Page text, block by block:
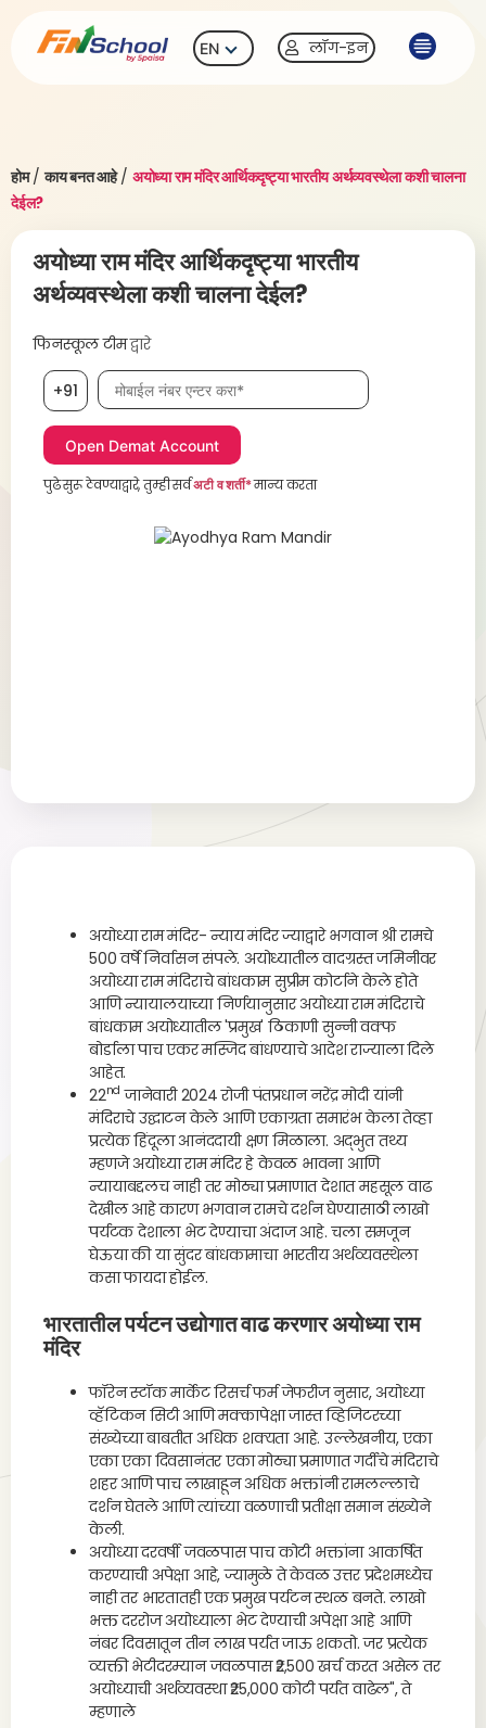
EN लॉग-इन
होम/काय बनत आहे/ अयोध्या राम मंदिर आर्थिकदृष्ट्या भारतीय अर्थव्यवस्थेला कशी चालना
देईल?
अयोध्या राम मंदिर आर्थिकदृष्ट्या भारतीय
अर्थव्यवस्थेला कशी चालना देईल?
फिनस्कूल टीमद्वारे
+91 मोबाईल नंबर, आवश्यक
पुढे सुरू ठेवण्याद्वारे, तुम्ही सर्वअटी व शर्ती*मान्य करता
अयोध्या राम मंदिर- न्याय मंदिर ज्याद्वारे भगवान श्री रामचे
500 वर्षे निर्वासन संपले. अयोध्यातील वादग्रस्त जमिनीवर
अयोध्या राम मंदिराचे बांधकाम सुप्रीम कोर्टाने केले होते
आणि न्यायालयाच्या निर्णयानुसार अयोध्या राम मंदिराचे
बांधकाम अयोध्यातील 'प्रमुख' ठिकाणी सुन्नी वक्फ
बोर्डाला पाच एकर मस्जिद बांधण्याचे आदेश राज्याला दिले
आहेत.
22nd जानेवारी 2024 रोजी पंतप्रधान नरेंद्र मोदी यांनी
मंदिराचे उद्घाटन केले आणि एकाग्रता समारंभ केला तेव्हा
प्रत्येक हिंदूला आनंददायी क्षण मिळाला. अद्भुत तथ्य
म्हणजे अयोध्या राम मंदिर हे केवळ भावना आणि
न्यायाबद्दलच नाही तर मोठ्या प्रमाणात देशात महसूल वाढ
देखील आहे कारण भगवान रामचे दर्शन घेण्यासाठी लाखो
पर्यटक देशाला भेट देण्याचा अंदाज आहे. चला समजून
घेऊया की या सुंदर बांधकामाचा भारतीय अर्थव्यवस्थेला
कसा फायदा होईल.
भारतातील पर्यटन उद्योगात वाढ करणार अयोध्या राम
मंदिर
फॉरेन स्टॉक मार्केट रिसर्च फर्म जेफरीज नुसार, अयोध्या
व्हॅटिकन सिटी आणि मक्कापेक्षा जास्त व्हिजिटरच्या
संख्येच्या बाबतीत अधिक शक्यता आहे. उल्लेखनीय, एका
एका एका दिवसानंतर एका मोठ्या प्रमाणात गर्दीचे मंदिराचे
शहर आणि पाच लाखाहून अधिक भक्तांनी रामलल्लाचे
दर्शन घेतले आणि त्यांच्या वळणाची प्रतीक्षा समान संख्येने
केली.
अयोध्या दरवर्षी जवळपास पाच कोटी भक्तांना आकर्षित
करण्याची अपेक्षा आहे, ज्यामुळे ते केवळ उत्तर प्रदेशमध्येच
नाही तर भारतातही एक प्रमुख पर्यटन स्थळ बनते. लाखो
भक्त दररोज अयोध्याला भेट देण्याची अपेक्षा आहे आणि
नंबर दिवसातून तीन लाख पर्यंत जाऊ शकतो. जर प्रत्येक
व्यक्ती भेटीदरम्यान जवळपास ₹2,500 खर्च करत असेल तर
अयोध्याची अर्थव्यवस्था ₹25,000 कोटी पर्यंत वाढेल", ते
म्हणाले